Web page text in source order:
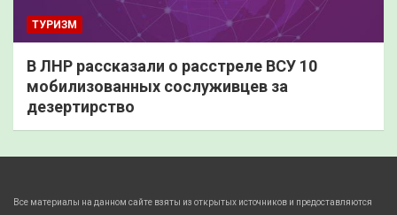
ТУРИЗМ
В ЛНР рассказали о расстреле ВСУ 10
мобилизованных сослуживцев за
дезертирство
Все материалы на данном сайте взяты из открытых источников и предоставляются